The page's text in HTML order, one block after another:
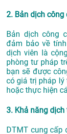
2. Bản dịch
Bản dịch công
đảm bảo về
dịch viên là
phòng tư pháp
bạn sẽ được
có giá trị pháp
hoặc thực hiện
3. Khả năng
DTMT cung cấp